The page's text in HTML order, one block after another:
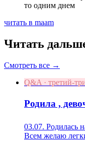
то одним днем
читать в maam
Читать
Смотреть все →
Q&A · третий-
Родила ,
03.07. Родилась
Всем желаю